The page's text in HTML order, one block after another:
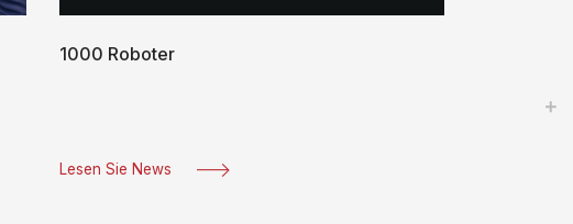
1000 Roboter
Lesen Sie News